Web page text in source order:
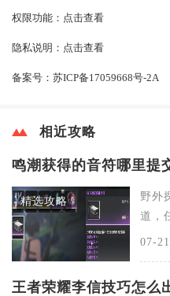
权限功能： 点击查看
隐私说明： 点击查看
备案号： 苏ICP备17059668号-2A
相近攻略
鸣潮获得的音符哪里提
精选攻略
野外
道，
07-21
王者荣耀李信技巧怎么